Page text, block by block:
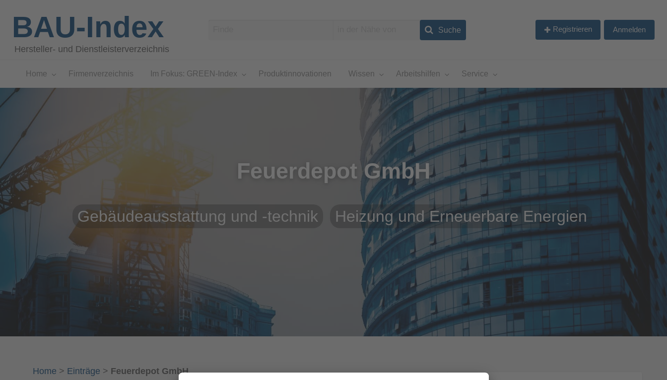
BAU-Index
Hersteller- und Dienstleisterverzeichnis
Registrieren Anmelden
Home Firmenverzeichnis Im Fokus: GREEN-Index Produktinnovationen Wissen Arbeitshilfen Service
Feuerdepot GmbH
Gebäudeausstattung und -technik Heizung und Erneuerbare Energien
Home > Einträge > Feuerdepot GmbH